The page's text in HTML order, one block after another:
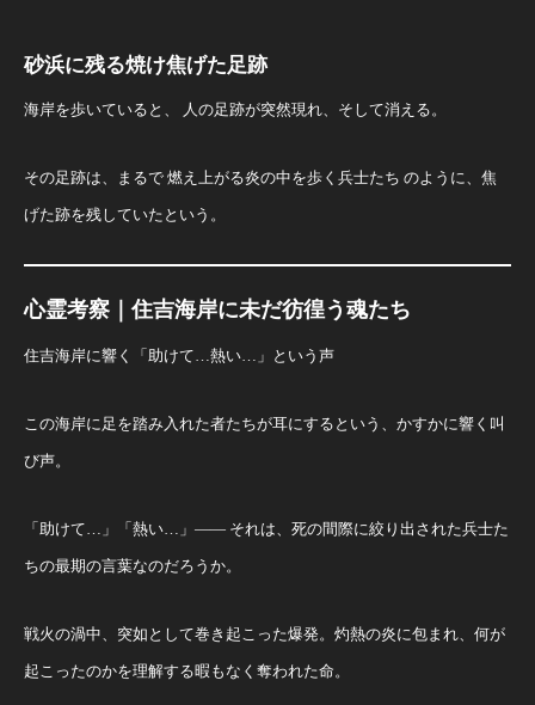
砂浜に残る焼け焦げた足跡
海岸を歩いていると、 人の足跡が突然現れ、そして消える。
その足跡は、まるで 燃え上がる炎の中を歩く兵士たち のように、焦
げた跡を残していたという。
心霊考察｜住吉海岸に未だ彷徨う魂たち
住吉海岸に響く「助けて…熱い…」という声
この海岸に足を踏み入れた者たちが耳にするという、かすかに響く叫
び声。
「助けて…」「熱い…」—— それは、死の間際に絞り出された兵士た
ちの最期の言葉なのだろうか。
戦火の渦中、突如として巻き起こった爆発。灼熱の炎に包まれ、何が
起こったのかを理解する暇もなく奪われた命。